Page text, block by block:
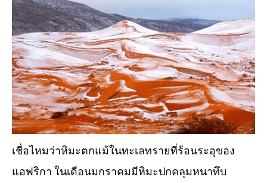
เชื่อไหมว่าหิมะตกแม้ในทะเลทรายที่ร้อนระอุของ
แอฟริกา ในเดือนมกราคมมีหิมะปกคลุมหนาทึบ